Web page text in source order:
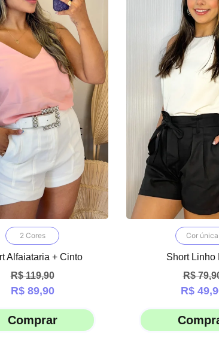
2 Cores
Alfaiataria + Cinto
R$119,90
R$89,90
Comprar
Cor única
Short Linho
R$
R$